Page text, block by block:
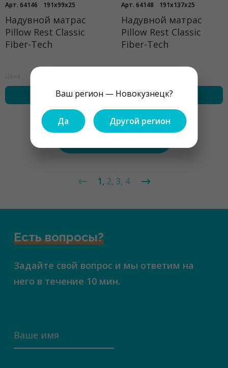
Ваш регион — Новокузнецк?
Да Другой регион
Арт. 64146 191x99x25
Надувной матрас
Pillow Rest Classic
Fiber-Tech
2935 ₽
купить
Арт. 64148 191x137x25
Надувной матрас
Pillow Rest Classic
Fiber-Tech
купить
1 2 3 4
Есть вопросы?
Задайте свой вопрос и мы ответим на
него в течение 10 мин.